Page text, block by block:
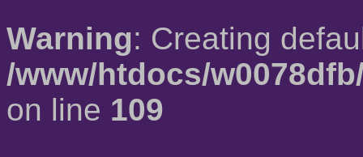
Warning: Creating
/www/htdocs/
on line 109